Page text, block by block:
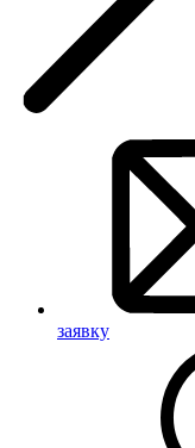
заявку